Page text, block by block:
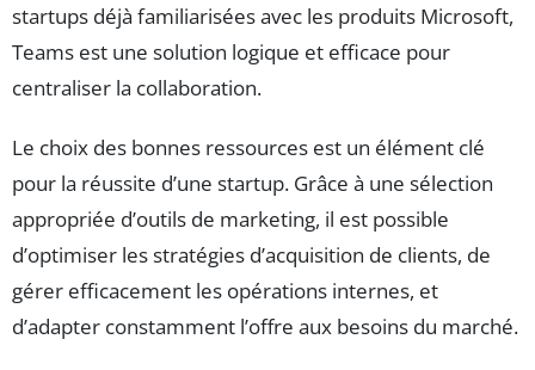
startups déjà familiarisées avec les produits Microsoft,
Teams est une solution logique et efficace pour
centraliser la collaboration.
Le choix des bonnes ressources est un élément clé
pour la réussite d’une startup. Grâce à une sélection
appropriée d’outils de marketing, il est possible
d’optimiser les stratégies d’acquisition de clients, de
gérer efficacement les opérations internes, et
d’adapter constamment l’offre aux besoins du marché.